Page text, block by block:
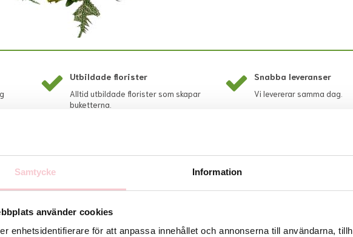
Samtycke Information
använder cookies
enhetsidentifierare för att anpassa innehållet och annonserna till användarna,
Utbildade florister
Alltid utbildade florister som skapar
buketterna.
Snabba leveranser
Vi levererar samma dag.
Rekommenderade tillbehör till denna produkt